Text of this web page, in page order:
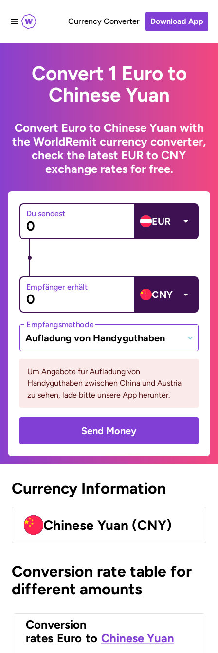
Currency Converter Download App
Convert 1 Euro to
Chinese Yuan
Convert Euro to Chinese Yuan with
the WorldRemit currency converter,
check the latest EUR to CNY
exchange rates for free.
Du sendest
EUR
Empfänger erhält
CNY
Empfangsmethode
Aufladung von Handyguthaben
Um Angebote für Aufladung von
Handyguthaben zwischen China und Austria
zu sehen, lade bitte unsere App herunter.
Send Money
Currency Information
Chinese Yuan (CNY)
Conversion rate table for
different amounts
Conversion
rates Euro to Chinese Yuan